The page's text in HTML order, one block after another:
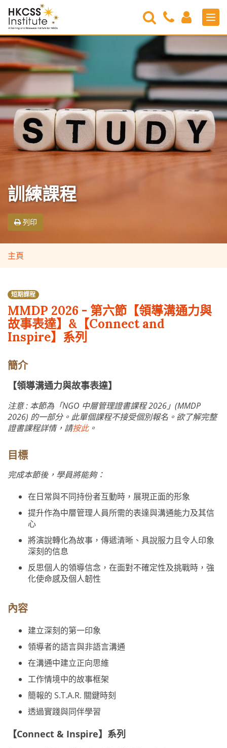
HKCSS
Institute
Search
Contact
Us
Login
訓練課程
列印
主頁
短期課程
MMDP 2026 - 第六節【領導溝通力與
故事表達】&【Connect and
Inspire】系列
簡介
【領導溝通力與故事表達】
注意 : 本節為「NGO 中層管理證書課程 2026」(MMDP
2026) 的一部分。此單個課程不接受個別報名。欲了解完整
證書課程詳情，請按此。
目標
完成本節後，學員將能夠：
在日常與不同持份者互動時，展現正面的形象
提升作為中層管理人員所需的表達與溝通能力及其信
心
將演說轉化為故事，傳遞清晰、具說服力且令人印象
深刻的信息
反思個人的領導信念，在面對不確定性及挑戰時，強
化使命感及個人韌性
內容
建立深刻的第一印象
領導者的語言與非語言溝通
在溝通中建立正向思維
工作情境中的故事框架
簡報的 S.T.A.R. 關鍵時刻
透過實踐與同伴學習
【Connect & Inspire】系列